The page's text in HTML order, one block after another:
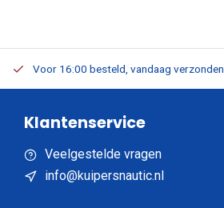
Voor 16:00 besteld, vandaag verzonden
Klantenservice
Veelgestelde vragen
info@kuipersnautic.nl